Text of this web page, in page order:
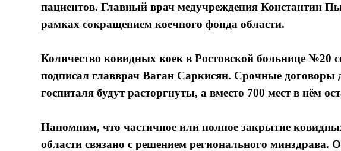
пациентов. Главный врач медучреждения Константин
рамках сокращением коечного фонда области.
Количество ковидных коек в Ростовской больнице №20
подписал главврач Ваган Саркисян. Срочные договоры
госпиталя будут расторгнуты, а вместо 700 мест в нём
Напомним, что частичное или полное закрытие
области связано с решением регионального минздрава.